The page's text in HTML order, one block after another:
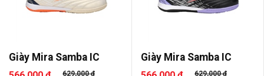
Giày Mira Samba IC
629,000 ₫
Giày Mira Samba IC
629,000 ₫